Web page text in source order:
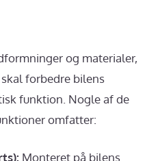
og materialer,
forbedre bilens
funktion. Nogle af de
omfatter:
Monteret på bilens